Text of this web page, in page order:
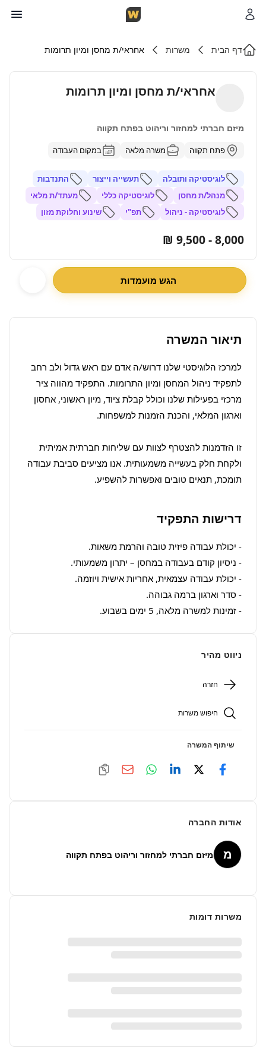
דף הבית משרות אחראי/ת מחסן ומיון תרומות
אחראי/ת מחסן ומיון תרומות
מיזם חברתי למחזור וריהוט בפתח תקווה
פתח תקווה משרה מלאה במקום העבודה
לוגיסטיקה ותובלה תעשייה וייצור
התנדבות
מנהל/ת מחסן
לוגיסטיקה כללי
מעתד/ת מלאי
לוגיסטיקה - ניהול
תפ"י שינוע וחלוקת מזון
8,000 - 9,500 ₪
הגש מועמדות
תיאור המשרה
תומכת, תנאים טובים ואפשרות להשפיע.
דרישות התפקיד
- זמינות למשרה מלאה, 5 ימים בשבוע.
ניווט מהיר
חזרה
חיפוש משרות
שיתוף המשרה
אודות החברה
מ מיזם חברתי למחזור וריהוט בפתח תקווה
משרות דומות